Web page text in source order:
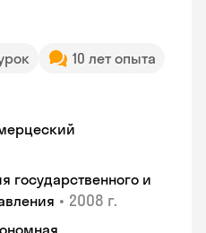
10 лет опыта
государственного и
• 2008 г.